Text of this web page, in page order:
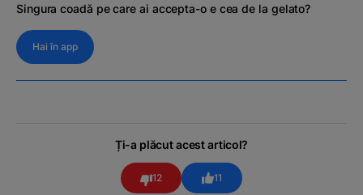
Singura coadă pe care ai accepta-o e cea de la gelato?
Hai în app
Ți-a plăcut acest articol?
12 11